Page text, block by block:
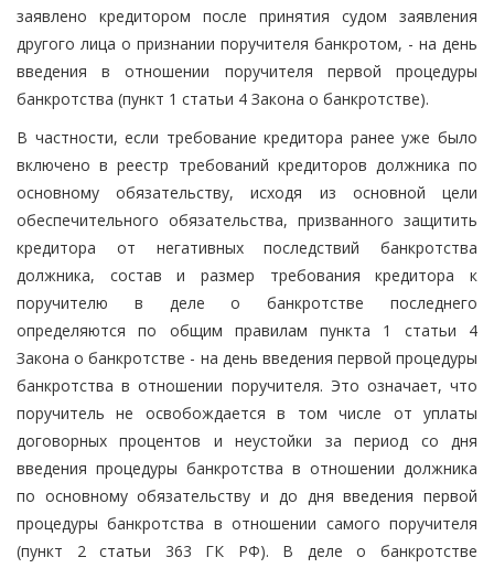
заявлено кредитором после принятия судом заявления
другого лица о признании поручителя банкротом, - на день
введения в отношении поручителя первой процедуры
банкротства (пункт 1 статьи 4 Закона о банкротстве).
В частности, если требование кредитора ранее уже было
включено в реестр требований кредиторов должника по
основному обязательству, исходя из основной цели
обеспечительного обязательства, призванного защитить
кредитора от негативных последствий банкротства
должника, состав и размер требования кредитора к
поручителю в деле о банкротстве последнего
определяются по общим правилам пункта 1 статьи 4
Закона о банкротстве - на день введения первой процедуры
банкротства в отношении поручителя. Это означает, что
поручитель не освобождается в том числе от уплаты
договорных процентов и неустойки за период со дня
введения процедуры банкротства в отношении должника
по основному обязательству и до дня введения первой
процедуры банкротства в отношении самого поручителя
(пункт 2 статьи 363 ГК РФ). В деле о банкротстве